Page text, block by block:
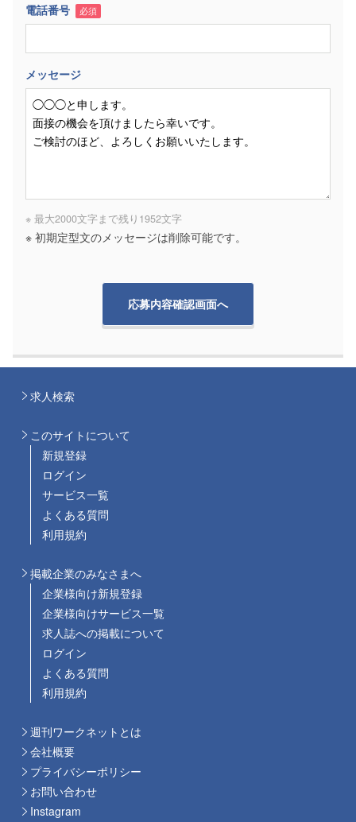
電話番号 必須
メッセージ
※ 最大2000文字まで残り 1952文字
※ 初期定型文のメッセージは削除可能です。
求人検索
このサイトについて
新規登録
ログイン
サービス一覧
よくある質問
利用規約
掲載企業のみなさまへ
企業様向け新規登録
企業様向けサービス一覧
求人誌への掲載について
ログイン
よくある質問
利用規約
週刊ワークネットとは
会社概要
プライバシーポリシー
お問い合わせ
Instagram